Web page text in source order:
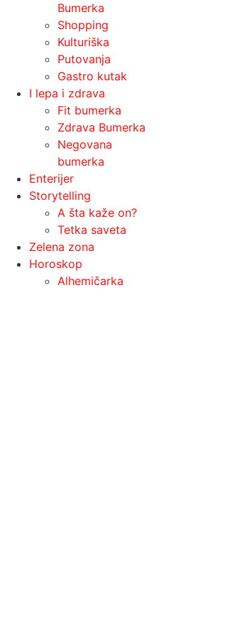
Bumerka
Shopping
Kulturiška
Putovanja
Gastro kutak
I lepa i zdrava
Fit bumerka
Zdrava Bumerka
Negovana
bumerka
Enterijer
Storytelling
A šta kaže on?
Tetka saveta
Zelena zona
Horoskop
Alhemičarka